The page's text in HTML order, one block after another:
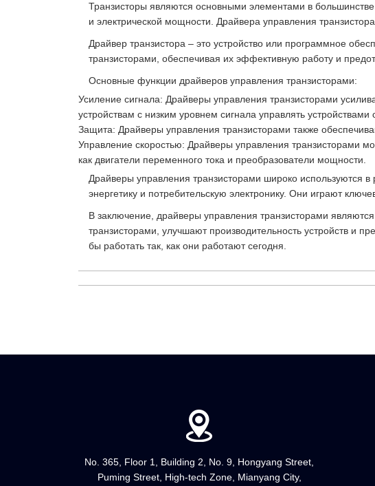
Транзисторы являются основными элементами в
и электрической мощности. Драйвера управления
Драйвер транзистора – это устройство или программное
транзисторами, обеспечивая их эффективную работу и
Основные функции драйверов управления транзисторами:
Усиление сигнала: Драйверы управления транзисторами
устройствам с низким уровнем сигнала управлять
Защита: Драйверы управления транзисторами также
Управление скоростью: Драйверы управления транзисторами
как двигатели переменного тока и преобразователи мощности.
Драйверы управления транзисторами широко используются
энергетику и потребительскую электронику. Они играют
В заключение, драйверы управления транзисторами
транзисторами, улучшают производительность устройств и
бы работать так, как они работают сегодня.
No. 365, Floor 1, Building 2, No. 9, Hongyang Street,
Puming Street, High-tech Zone, Mianyang City,